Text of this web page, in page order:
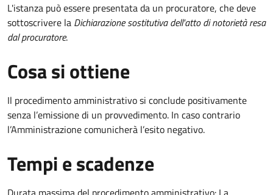
L'istanza può essere presentata da un procuratore, che deve
sottoscrivere la Dichiarazione sostitutiva dell'atto di notorietà resa
dal procuratore.
Cosa si ottiene
Il procedimento amministrativo si conclude positivamente
senza l’emissione di un provvedimento. In caso contrario
l’Amministrazione comunicherà l’esito negativo.
Tempi e scadenze